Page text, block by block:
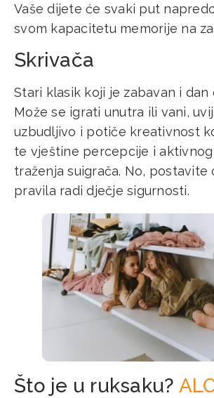
Vaše dijete će svaki put
svom kapacitetu memorije na
Skrivača
Stari klasik koji je zabavan i dan
Može se igrati unutra ili vani,
uzbudljivo i potiče kreativnost
te vještine percepcije i aktivnog
traženja suigrača. No, postavite
pravila radi dječje sigurnosti.
Što je u ruksaku?